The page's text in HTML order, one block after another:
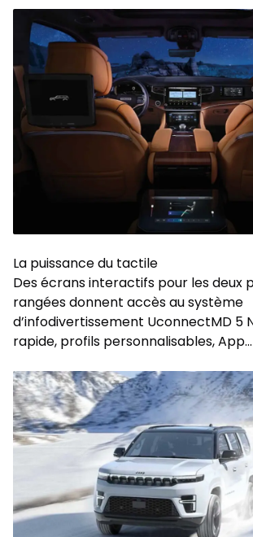
La puissance du tactile
Des écrans interactifs pour les deux
rangées donnent accès au système
d’infodivertissement UconnectMD 5
rapide, profils personnalisables, App...